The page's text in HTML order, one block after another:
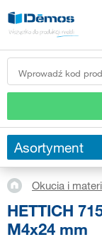
Asortyment
Okucia i
HETTICH
M4x24 mm